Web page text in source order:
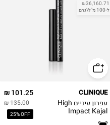
₪36,160.71
ל-100 מ"ל\גרם
101.25 ₪
135.00 ₪
25% OFF
CLINIQUE
עפרון עיניים High
Impact Kajal